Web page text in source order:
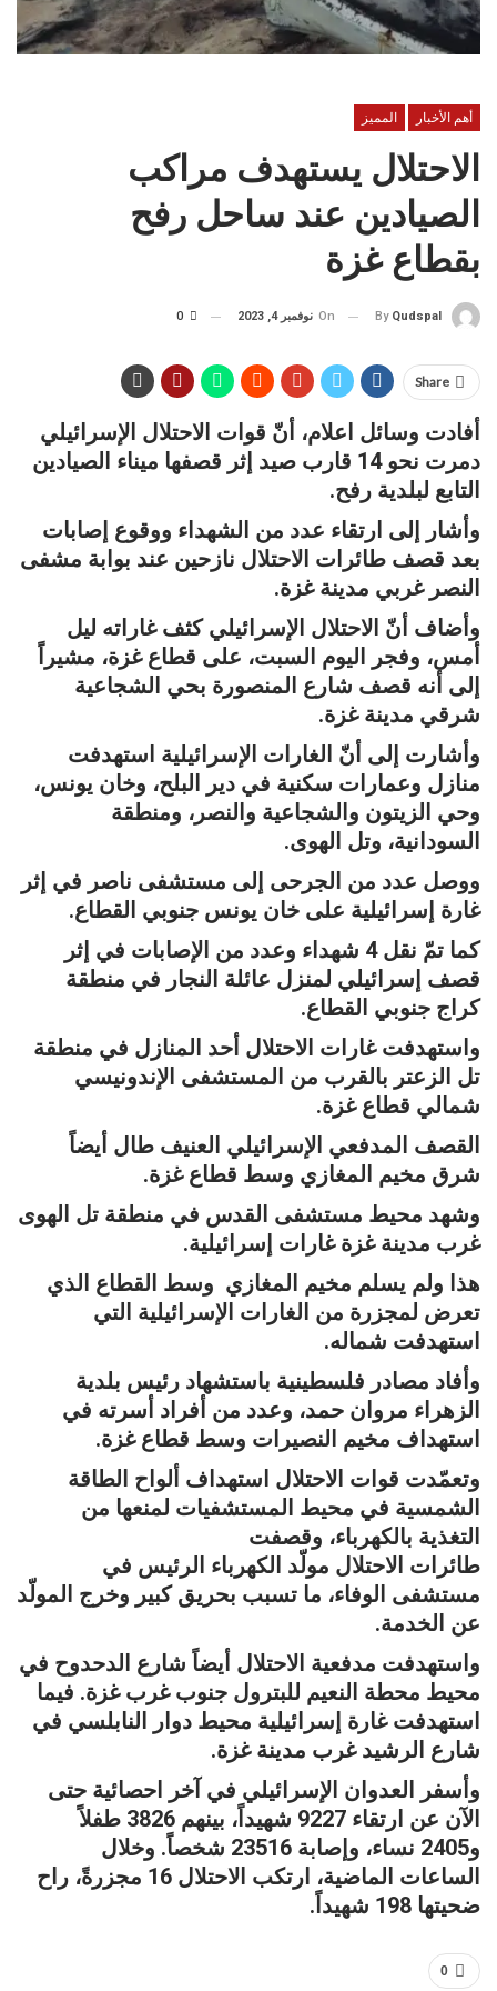
أهم الأخبار المميز
الاحتلال يستهدف مراكب
الصيادين عند ساحل رفح
بقطاع غزة
By Qudspal
On نوفمبر 4, 2023
Share
أفادت وسائل اعلام، أنّ قوات الاحتلال الإسرائيلي
دمرت نحو 14 قارب صيد إثر قصفها ميناء الصيادين
التابع لبلدية رفح.
وأشار إلى ارتقاء عدد من الشهداء ووقوع إصابات
بعد قصف طائرات الاحتلال نازحين عند بوابة مشفى
النصر غربي مدينة غزة.
وأضاف أنّ الاحتلال الإسرائيلي كثف غاراته ليل
أمس، وفجر اليوم السبت، على قطاع غزة، مشيراً
إلى أنه قصف شارع المنصورة بحي الشجاعية
شرقي مدينة غزة.
وأشارت إلى أنّ الغارات الإسرائيلية استهدفت
منازل وعمارات سكنية في دير البلح، وخان يونس،
وحي الزيتون والشجاعية والنصر، ومنطقة
السودانية، وتل الهوى.
ووصل عدد من الجرحى إلى مستشفى ناصر في إثر
غارة إسرائيلية على خان يونس جنوبي القطاع.
كما تمّ نقل 4 شهداء وعدد من الإصابات في إثر
قصف إسرائيلي لمنزل عائلة النجار في منطقة
كراج جنوبي القطاع.
واستهدفت غارات الاحتلال أحد المنازل في منطقة
تل الزعتر بالقرب من المستشفى الإندونيسي
شمالي قطاع غزة.
القصف المدفعي الإسرائيلي العنيف طال أيضاً
شرق مخيم المغازي وسط قطاع غزة.
وشهد محيط مستشفى القدس في منطقة تل الهوى
غرب مدينة غزة غارات إسرائيلية.
هذا ولم يسلم مخيم المغازي وسط القطاع الذي
تعرض لمجزرة من الغارات الإسرائيلية التي
استهدفت شماله.
وأفاد مصادر فلسطينية باستشهاد رئيس بلدية
الزهراء مروان حمد، وعدد من أفراد أسرته في
استهداف مخيم النصيرات وسط قطاع غزة.
وتعمّدت قوات الاحتلال استهداف ألواح الطاقة
الشمسية في محيط المستشفيات لمنعها من
التغذية بالكهرباء، وقصفت
طائرات الاحتلال مولّد الكهرباء الرئيس في
مستشفى الوفاء، ما تسبب بحريق كبير وخرج المولّد
عن الخدمة.
واستهدفت مدفعية الاحتلال أيضاً شارع الدحدوح في
محيط محطة النعيم للبترول جنوب غرب غزة. فيما
استهدفت غارة إسرائيلية محيط دوار النابلسي في
شارع الرشيد غرب مدينة غزة.
وأسفر العدوان الإسرائيلي في آخر احصائية حتى
الآن عن ارتقاء 9227 شهيداً، بينهم 3826 طفلاً
و2405 نساء، وإصابة 23516 شخصاً. وخلال
الساعات الماضية، ارتكب الاحتلال 16 مجزرةً، راح
ضحيتها 198 شهيداً.
0